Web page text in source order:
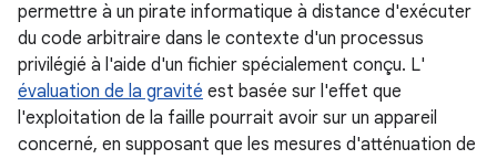
permettre à un pirate informatique à distance d'exécuter
du code arbitraire dans le contexte d'un processus
privilégié à l'aide d'un fichier spécialement conçu. L'
évaluation de la gravité est basée sur l'effet que
l'exploitation de la faille pourrait avoir sur un appareil
concerné, en supposant que les mesures d'atténuation de